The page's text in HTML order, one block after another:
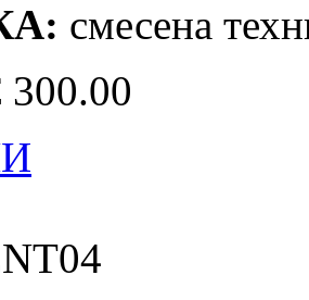
смесена
300.00